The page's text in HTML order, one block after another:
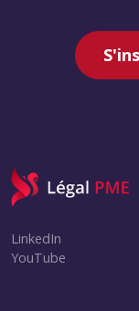
LinkedIn
YouTube